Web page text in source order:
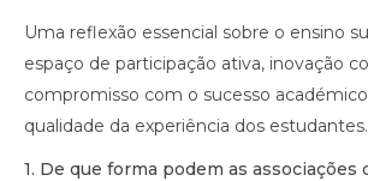
Uma reflexão essencial sobre o ensino
espaço de participação ativa, inovação
compromisso com o sucesso
qualidade da experiência dos estudantes.
1.⁠ ⁠De que forma podem as associações